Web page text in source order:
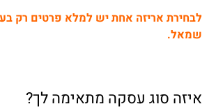
לבחירת אריזה אחת יש למלא פרטים רק
שמאל.
איזה סוג עסקה מתאימה לך?